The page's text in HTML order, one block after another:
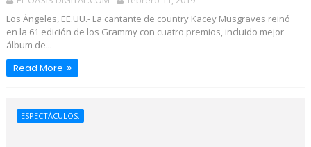
Los Ángeles, EE.UU.- La cantante de country Kacey Musgraves reinó
en la 61 edición de los Grammy con cuatro premios, incluido mejor
álbum de...
Read More
ESPECTÁCULOS.